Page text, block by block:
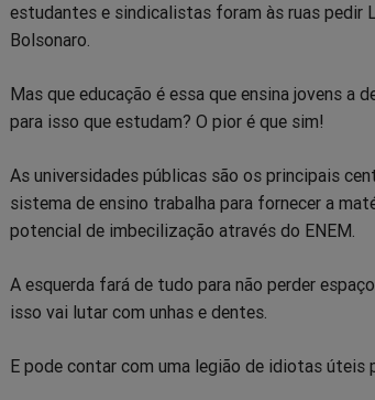
FacebookWhatsapp
TwitterMessenger
Telegram
Gettr
estudantes e sindicalistas foram às ruas pedir
Bolsonaro.
Mas que educação é essa que ensina jovens a
para isso que estudam? O pior é que sim!
As universidades públicas são os principais
sistema de ensino trabalha para fornecer a
potencial de imbecilização através do ENEM.
A esquerda fará de tudo para não perder
isso vai lutar com unhas e dentes.
E pode contar com uma legião de idiotas úteis